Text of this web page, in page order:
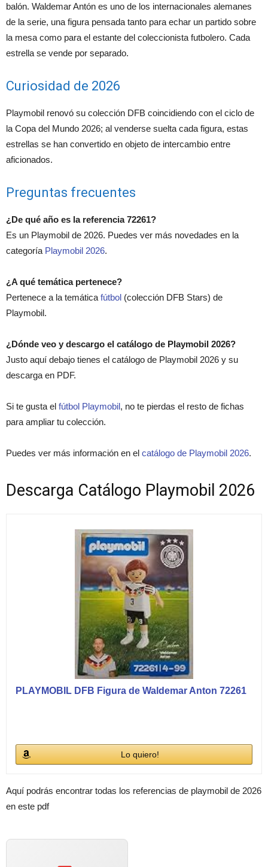
balón. Waldemar Antón es uno de los internacionales alemanes
de la serie, una figura pensada tanto para echar un partido sobre
la mesa como para el estante del coleccionista futbolero. Cada
estrella se vende por separado.
Curiosidad de 2026
Playmobil renovó su colección DFB coincidiendo con el ciclo de
la Copa del Mundo 2026; al venderse suelta cada figura, estas
estrellas se han convertido en objeto de intercambio entre
aficionados.
Preguntas frecuentes
¿De qué año es la referencia 72261?
Es un Playmobil de 2026. Puedes ver más novedades en la
categoría Playmobil 2026.
¿A qué temática pertenece?
Pertenece a la temática fútbol (colección DFB Stars) de
Playmobil.
¿Dónde veo y descargo el catálogo de Playmobil 2026?
Justo aquí debajo tienes el catálogo de Playmobil 2026 y su
descarga en PDF.
Si te gusta el fútbol Playmobil, no te pierdas el resto de fichas
para ampliar tu colección.
Puedes ver más información en el catálogo de Playmobil 2026.
Descarga Catálogo Playmobil 2026
PLAYMOBIL DFB Figura de Waldemar Anton 72261
Lo quiero!
Aquí podrás encontrar todas los referencias de playmobil de 2026
en este pdf